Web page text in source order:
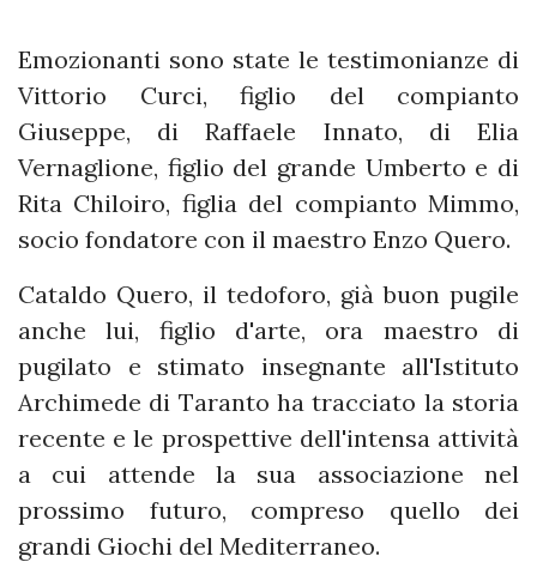
Emozionanti sono state le testimonianze di
Vittorio Curci, figlio del compianto
Giuseppe, di Raffaele Innato, di Elia
Vernaglione, figlio del grande Umberto e di
Rita Chiloiro, figlia del compianto Mimmo,
socio fondatore con il maestro Enzo Quero.
Cataldo Quero, il tedoforo, già buon pugile
anche lui, figlio d'arte, ora maestro di
pugilato e stimato insegnante all'Istituto
Archimede di Taranto ha tracciato la storia
recente e le prospettive dell'intensa attività
a cui attende la sua associazione nel
prossimo futuro, compreso quello dei
grandi Giochi del Mediterraneo.